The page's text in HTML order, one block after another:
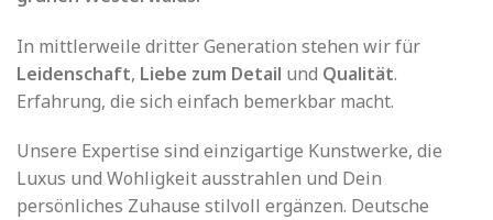
In mittlerweile dritter Generation stehen wir für
Leidenschaft, Liebe zum Detail und Qualität.
Erfahrung, die sich einfach bemerkbar macht.
Unsere Expertise sind einzigartige Kunstwerke, die
Luxus und Wohligkeit ausstrahlen und Dein
persönliches Zuhause stilvoll ergänzen. Deutsche